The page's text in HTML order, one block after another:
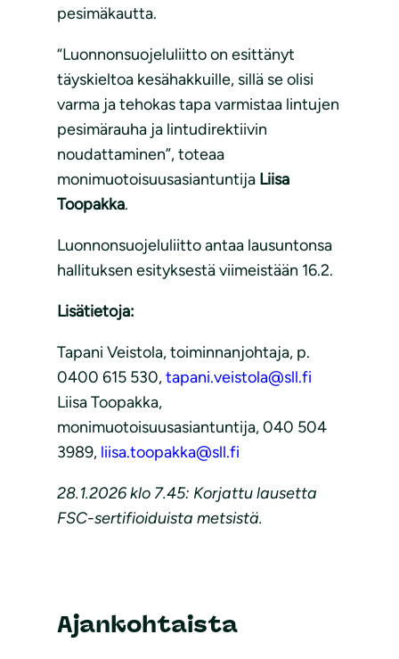
pesimäkautta.
“Luonnonsuojeluliitto on esittänyt
täyskieltoa kesähakkuille, sillä se olisi
varma ja tehokas tapa varmistaa lintujen
pesimärauha ja lintudirektiivin
noudattaminen”, toteaa
monimuotoisuusasiantuntija Liisa
Toopakka.
Luonnonsuojeluliitto antaa lausuntonsa
hallituksen esityksestä viimeistään 16.2.
Lisätietoja:
Tapani Veistola, toiminnanjohtaja, p.
0400 615 530,tapani.veistola@sll.fi
Liisa Toopakka,
monimuotoisuusasiantuntija, 040 504
3989, liisa.toopakka@sll.fi
28.1.2026 klo 7.45: Korjattu lausetta
FSC-sertifioiduista metsistä.
Ajankohtaista